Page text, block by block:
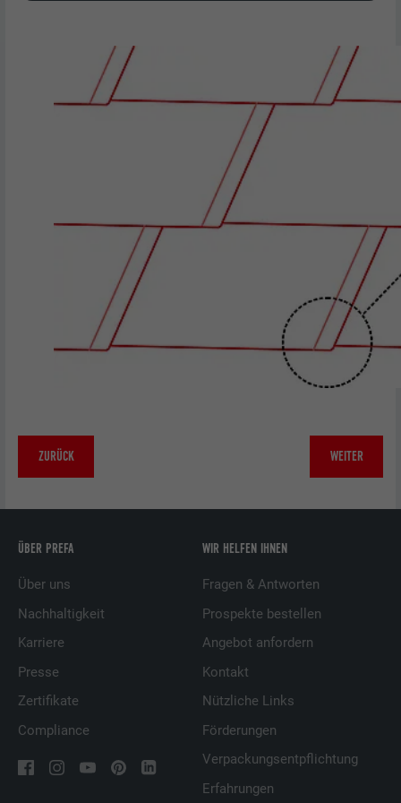
ZURÜCK WEITER
ÜBER PREFA
Über uns
Nachhaltigkeit
Karriere
Presse
Zertifikate
Compliance
WIR HELFEN IHNEN
Fragen & Antworten
Prospekte bestellen
Angebot anfordern
Kontakt
Nützliche Links
Förderungen
Verpackungsentpflichtung
Erfahrungen